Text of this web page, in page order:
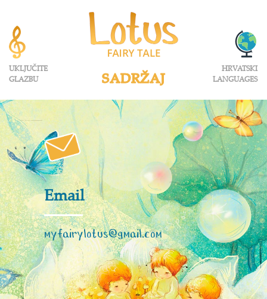
UKLJUČITE
GLAZBU
SADRŽAJ
HRVATSKI
LANGUAGES
Email
myfairylotus@gmail.com